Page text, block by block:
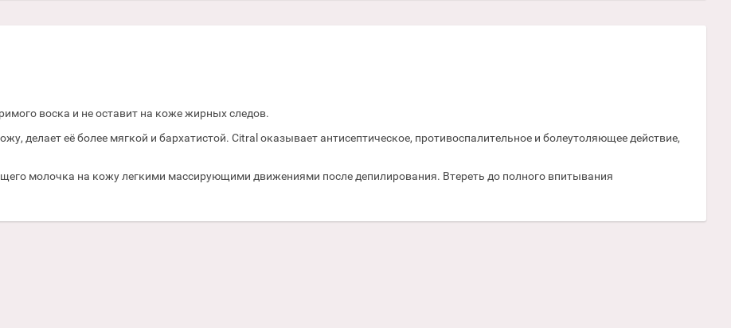
воска и не оставит на коже жирных следов.
делает её более мягкой и бархатистой. Citral оказывает антисептическое, противоспалительное и болеутоляющее действие,
молочка на кожу легкими массирующими движениями после депилирования. Втереть до полного впитывания